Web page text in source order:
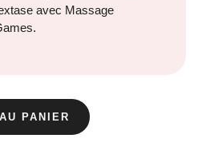
avec Massage
PANIER